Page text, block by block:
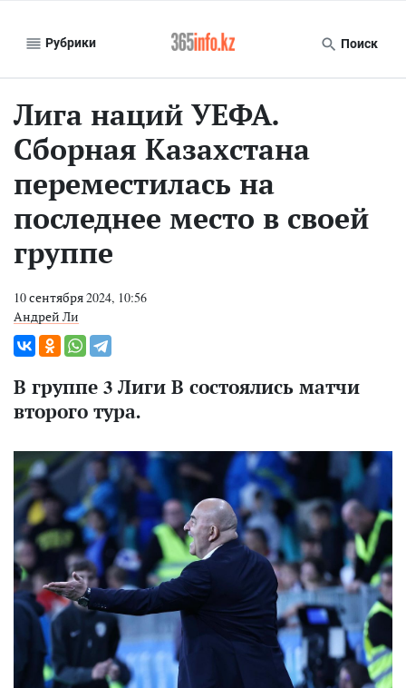
Рубрики Поиск
Лига наций УЕФА.
Сборная Казахстана
переместилась на
последнее место в своей
группе
10 сентября 2024, 10:56
Андрей Ли
В группе 3 Лиги В состоялись матчи
второго тура.